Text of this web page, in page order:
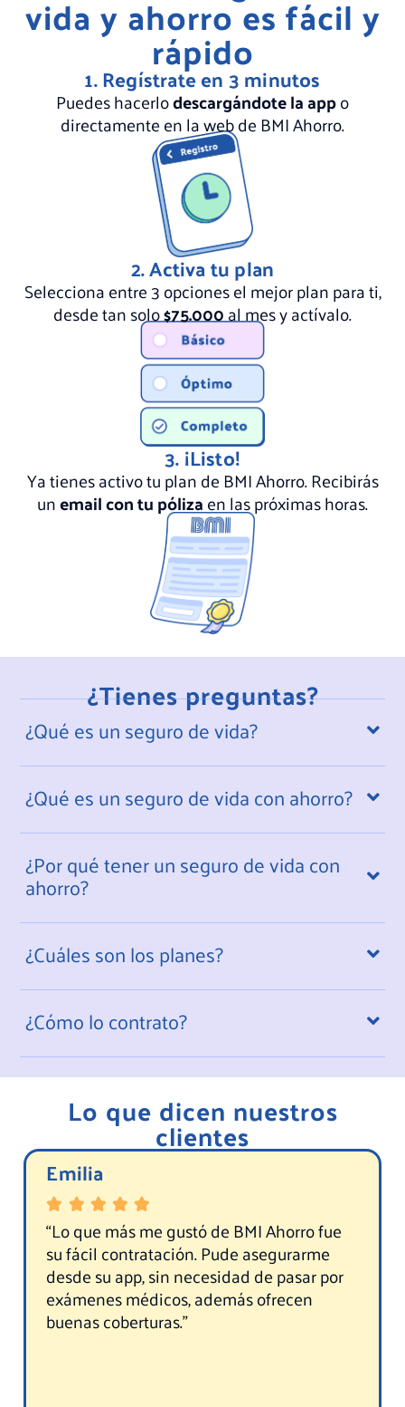
vida y ahorro es fácil y
rápido
1. Regístrate en 3 minutos
Puedes hacerlodescargándote la appo
directamente en la web de BMI Ahorro.
2. Activa tu plan
Selecciona entre 3 opciones el mejor plan para ti,
desde tan solo$75.000al mes y actívalo.
3. ¡Listo!
Ya tienes activo tu plan de BMI Ahorro. Recibirás
unemail con tu pólizaen las próximas horas.
¿Tienes preguntas?
¿Qué es un seguro de vida?
¿Qué es un seguro de vida con ahorro?
¿Por qué tener un seguro de vida con
ahorro?
¿Cuáles son los planes?
¿Cómo lo contrato?
Lo que dicen nuestros
clientes
Emilia
    
“Lo que más me gustó de BMI Ahorro fue
su fácil contratación. Pude asegurarme
desde su app, sin necesidad de pasar por
exámenes médicos, además ofrecen
buenas coberturas.”